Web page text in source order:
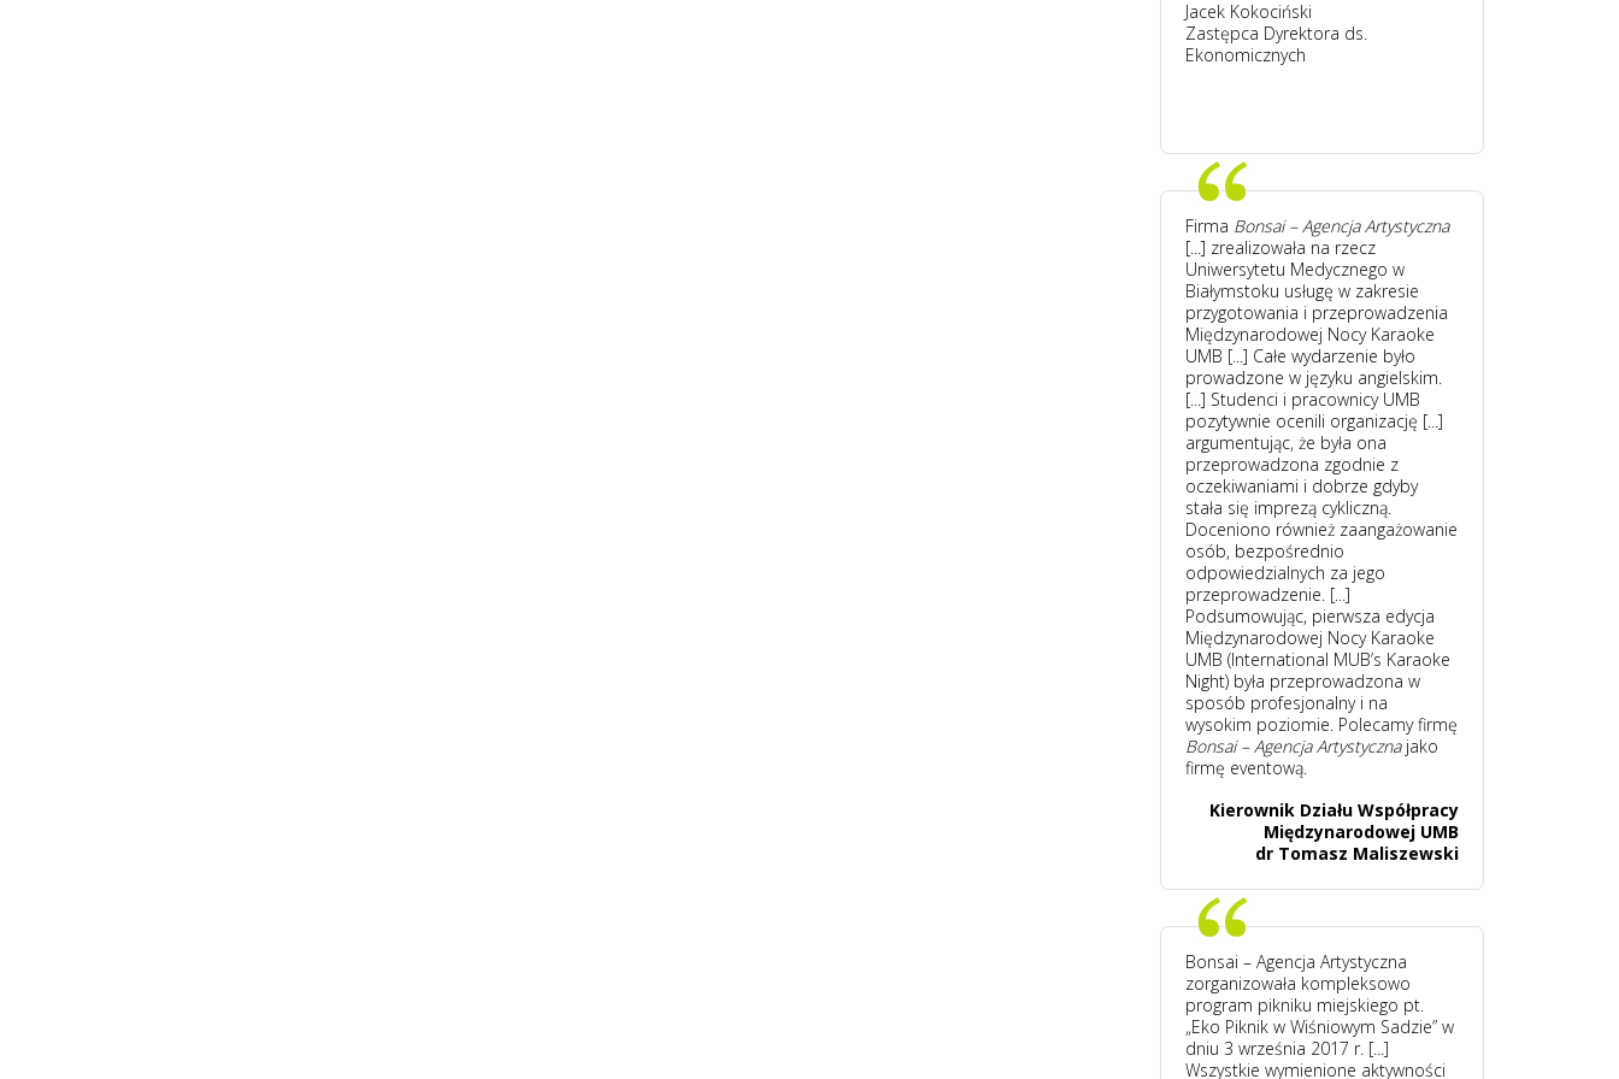
Jacek Kokociński
Zastępca Dyrektora ds.
Ekonomicznych
Firma Bonsai – Agencja Artystyczna
[...] zrealizowała na rzecz
Uniwersytetu Medycznego w
Białymstoku usługę w zakresie
przygotowania i przeprowadzenia
Międzynarodowej Nocy Karaoke
UMB [...] Całe wydarzenie było
prowadzone w języku angielskim.
[...] Studenci i pracownicy UMB
pozytywnie ocenili organizację [...]
argumentując, że była ona
przeprowadzona zgodnie z
oczekiwaniami i dobrze gdyby
stała się imprezą cykliczną.
Doceniono również zaangażowanie
osób, bezpośrednio
odpowiedzialnych za jego
przeprowadzenie. [...]
Podsumowując, pierwsza edycja
Międzynarodowej Nocy Karaoke
UMB (International MUB’s Karaoke
Night) była przeprowadzona w
sposób profesjonalny i na
wysokim poziomie. Polecamy firmę
Bonsai – Agencja Artystyczna jako
firmę eventową.
Kierownik Działu Współpracy
Międzynarodowej UMB
dr Tomasz Maliszewski
Bonsai – Agencja Artystyczna
zorganizowała kompleksowo
program pikniku miejskiego pt.
„Eko Piknik w Wiśniowym Sadzie” w
dniu 3 września 2017 r. [...]
Wszystkie wymienione aktywności